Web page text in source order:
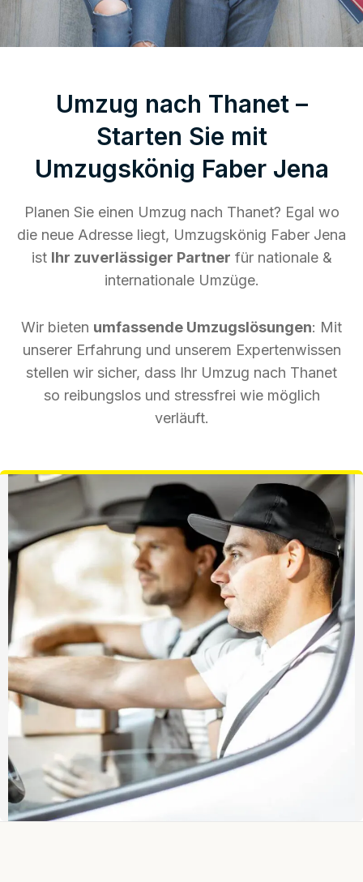
Umzug nach Thanet –
Starten Sie mit
Umzugskönig Faber Jena
Planen Sie einen Umzug nach Thanet? Egal wo
die neue Adresse liegt, Umzugskönig Faber Jena
ist Ihr zuverlässiger Partner für nationale &
internationale Umzüge.
Wir bieten umfassende Umzugslösungen: Mit
unserer Erfahrung und unserem Expertenwissen
stellen wir sicher, dass Ihr Umzug nach Thanet
so reibungslos und stressfrei wie möglich
verläuft.